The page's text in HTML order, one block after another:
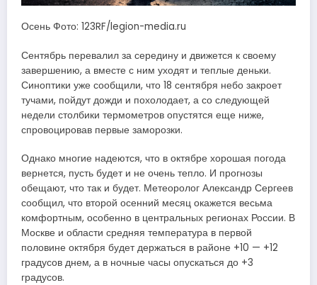
Осень Фото: 123RF/legion-media.ru
Сентябрь перевалил за середину и движется к своему
завершению, а вместе с ним уходят и теплые деньки.
Синоптики уже сообщили, что 18 сентября небо закроет
тучами, пойдут дожди и похолодает, а со следующей
недели столбики термометров опустятся еще ниже,
спровоцировав первые заморозки.
Однако многие надеются, что в октябре хорошая погода
вернется, пусть будет и не очень тепло. И прогнозы
обещают, что так и будет. Метеоролог Александр Сергеев
сообщил, что второй осенний месяц окажется весьма
комфортным, особенно в центральных регионах России. В
Москве и области средняя температура в первой
половине октября будет держаться в районе +10 — +12
градусов днем, а в ночные часы опускаться до +3
градусов.